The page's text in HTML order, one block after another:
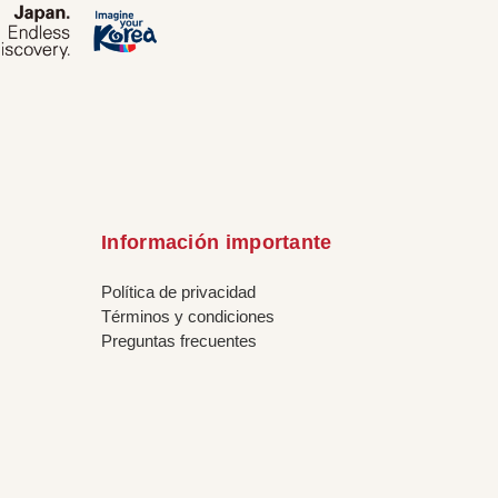
Información importante
Política de privacidad
Términos y condiciones
Preguntas frecuentes